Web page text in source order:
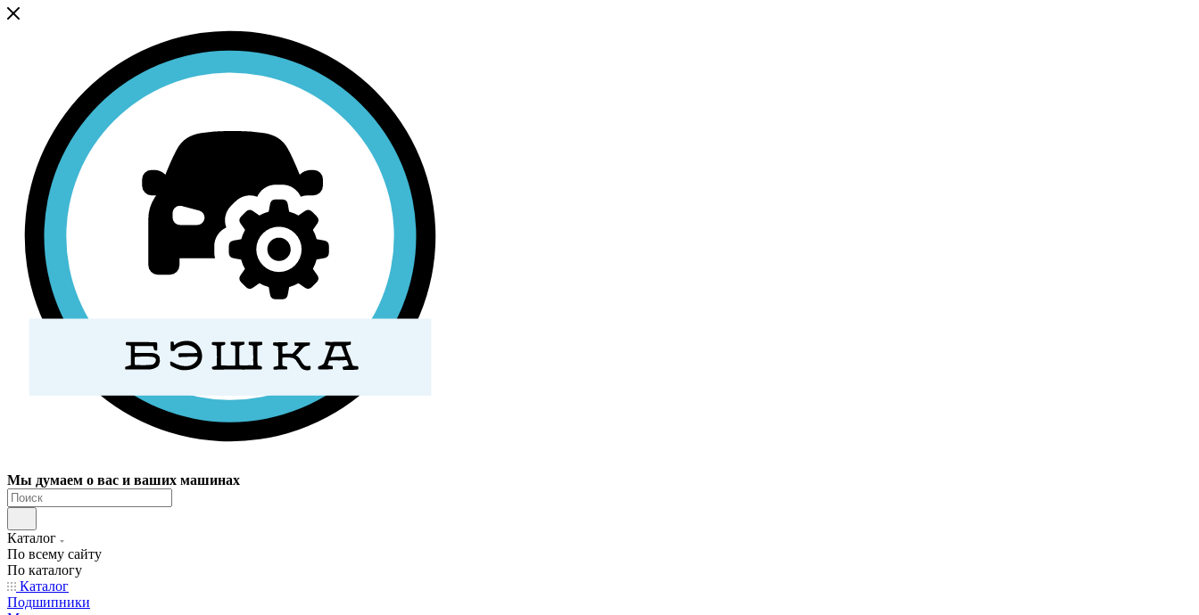
Мы думаем о вас и ваших машинах
Каталог
По всему сайту
По каталогу
Каталог
Подшипники